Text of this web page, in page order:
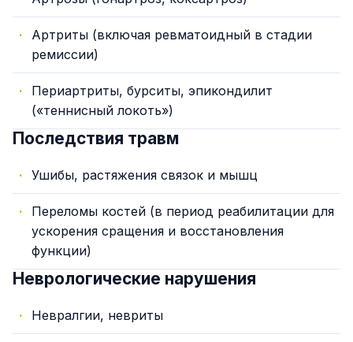
Артриты (включая ревматоидный в стадии
ремиссии)
Периартриты, бурситы, эпикондилит
(«теннисный локоть»)
Последствия травм
Ушибы, растяжения связок и мышц
Переломы костей (в период реабилитации для
ускорения сращения и восстановления
функции)
Неврологические нарушения
Невралгии, невриты